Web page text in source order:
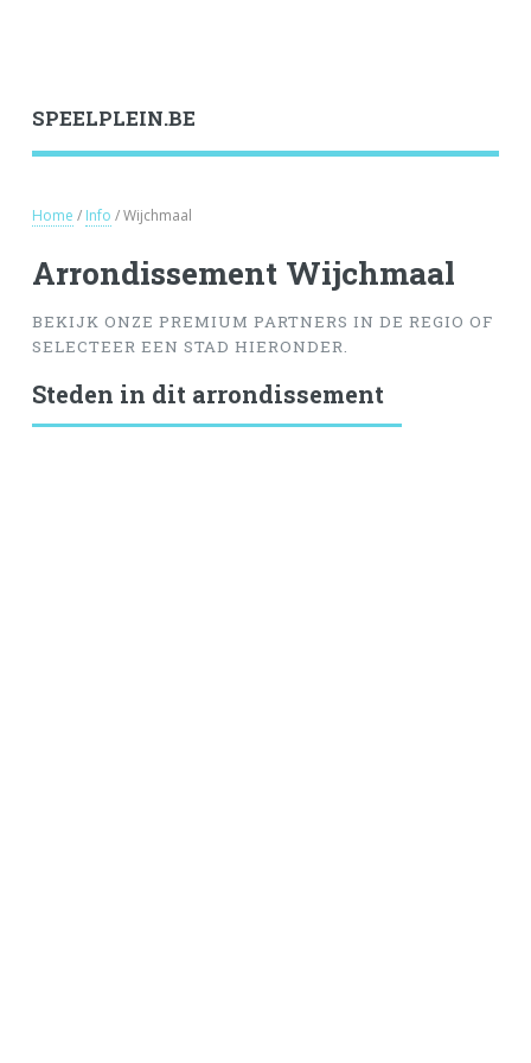
SPEELPLEIN.BE
Home / Info / Wijchmaal
Arrondissement Wijchmaal
BEKIJK ONZE PREMIUM PARTNERS IN DE REGIO OF
SELECTEER EEN STAD HIERONDER.
Steden in dit arrondissement